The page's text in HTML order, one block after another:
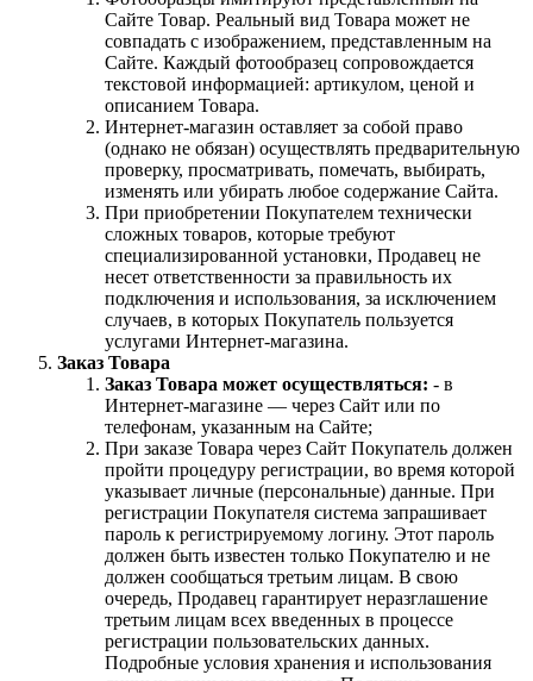
Сайте Товар. Реальный вид Товара может не
совпадать с изображением, представленным на
Сайте. Каждый фотообразец сопровождается
текстовой информацией: артикулом, ценой и
описанием Товара.
Интернет-магазин оставляет за собой право
(однако не обязан) осуществлять предварительную
проверку, просматривать, помечать, выбирать,
изменять или убирать любое содержание Сайта.
При приобретении Покупателем технически
сложных товаров, которые требуют
специализированной установки, Продавец не
несет ответственности за правильность их
подключения и использования, за исключением
случаев, в которых Покупатель пользуется
услугами Интернет-магазина.
Заказ Товара
Заказ Товара может осуществляться: - в
Интернет-магазине — через Сайт или по
телефонам, указанным на Сайте;
При заказе Товара через Сайт Покупатель должен
пройти процедуру регистрации, во время которой
указывает личные (персональные) данные. При
регистрации Покупателя система запрашивает
пароль к регистрируемому логину. Этот пароль
должен быть известен только Покупателю и не
должен сообщаться третьим лицам. В свою
очередь, Продавец гарантирует неразглашение
третьим лицам всех введенных в процессе
регистрации пользовательских данных.
Подробные условия хранения и использования